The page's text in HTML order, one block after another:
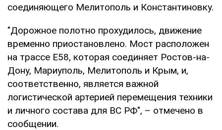
соединяющего Мелитополь и Константиновку.
"Дорожное полотно прохудилось, движение
временно приостановлено. Мост расположен
на трассе Е58, которая соединяет Ростов-на-
Дону, Мариуполь, Мелитополь и Крым, и,
соответственно, является важной
логистической артерией перемещения техники
и личного состава для ВС РФ", – отмечено в
сообщении.